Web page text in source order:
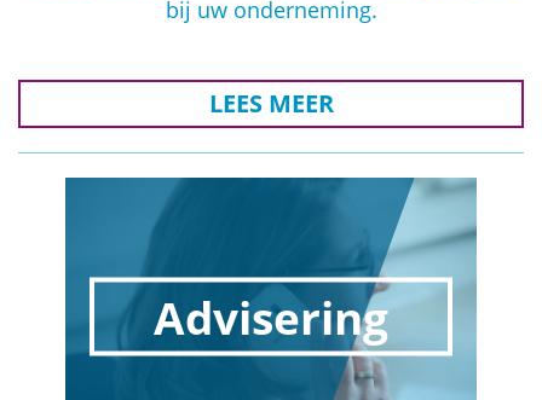
bij uw onderneming.
LEES MEER
Advisering